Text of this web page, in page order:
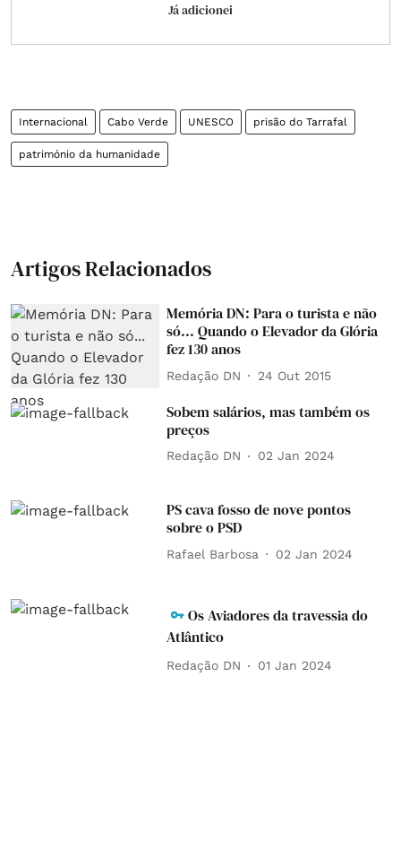
Já adicionei
Internacional Cabo Verde UNESCO prisão do Tarrafal
património da humanidade
Artigos Relacionados
Memória DN: Para o turista e não
só... Quando o Elevador da Glória
fez 130 anos
Redação DN 24 Out 2015
Sobem salários, mas também os
preços
Redação DN 02 Jan 2024
PS cava fosso de nove pontos
sobre o PSD
Rafael Barbosa 02 Jan 2024
Os Aviadores da travessia do
Atlântico
Redação DN 01 Jan 2024